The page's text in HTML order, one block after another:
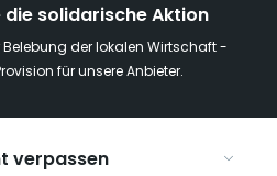
solidarische Aktion
Belebung der lokalen Wirtschaft -
für unsere Anbieter.
verpassen